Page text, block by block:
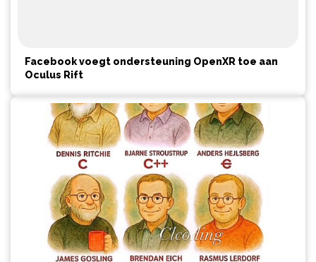
Facebook voegt ondersteuning OpenXR toe aan
Oculus Rift